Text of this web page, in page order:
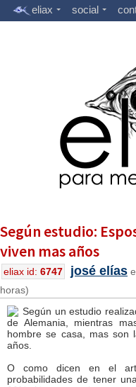
eliax social
Según estudio:
viven mas años
eliax id: 6747 josé elías
horas)
Según un estudio
de Alemania, mientras
hombre se casa, mas son
años.
O como dicen en el
probabilidades de tener